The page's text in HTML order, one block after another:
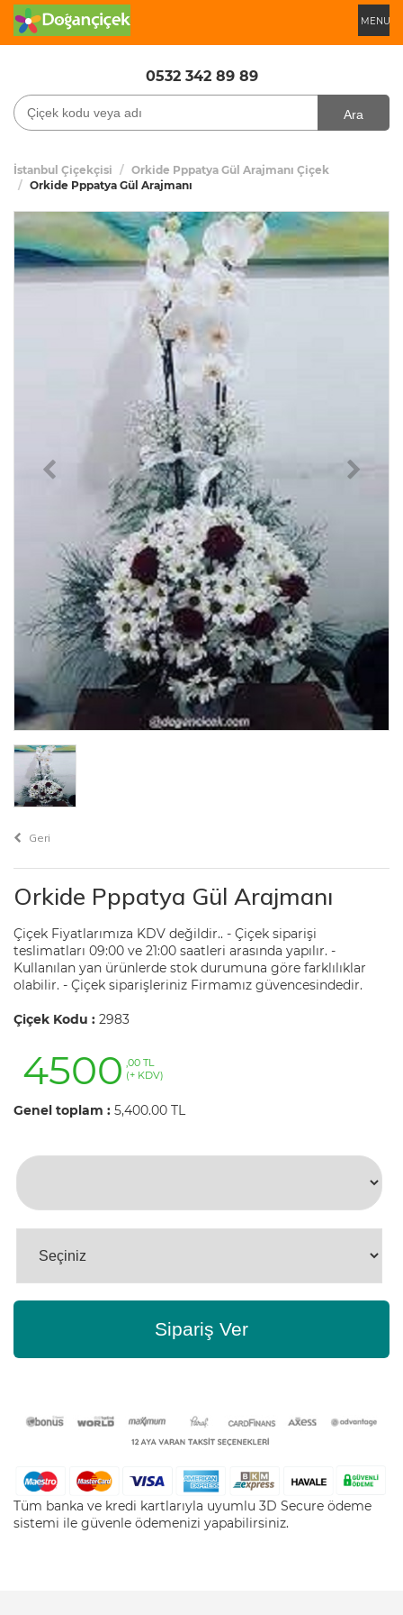
MENU
0532 342 89 89
Ara
İstanbul Çiçekçisi
Orkide Pppatya Gül Arajmanı Çiçek
Orkide Pppatya Gül Arajmanı
Geri
Orkide Pppatya Gül Arajmanı
Çiçek Fiyatlarımıza KDV değildir.. - Çiçek siparişi
teslimatları 09:00 ve 21:00 saatleri arasında yapılır. -
Kullanılan yan ürünlerde stok durumuna göre farklılıklar
olabilir. - Çiçek siparişleriniz Firmamız güvencesindedir.
Çiçek Kodu : 2983
4500 ,00 TL
(+ KDV)
Genel toplam : 5,400.00 TL
Sipariş Ver
Tüm banka ve kredi kartlarıyla uyumlu 3D Secure ödeme
sistemi ile güvenle ödemenizi yapabilirsiniz.